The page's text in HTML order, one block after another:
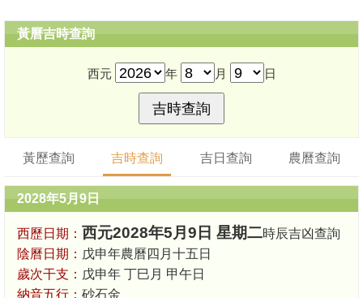
黃曆吉時查詢
西元 年 月 日
黃歷查詢 吉時查詢 吉日查詢 農曆查詢
2028年5月9日
西歷日期： 西元2028年5月9日 星期二時辰吉凶查詢
陰曆日期： 戊申年農曆四月十五日
歲次干支： 戊申年 丁巳月 甲午日
納音五行： 砂石金